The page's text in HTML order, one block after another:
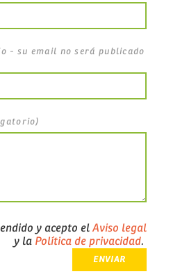
- su email no será publicado
y acepto elAviso legal
y la Política de privacidad.